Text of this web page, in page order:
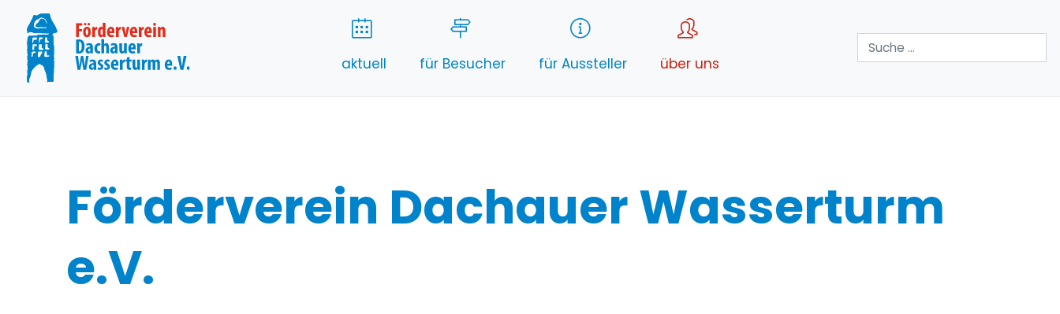
aktuell für Besucher für Aussteller über uns
Suchen
Förderverein Dachauer Wasserturm
e.V.